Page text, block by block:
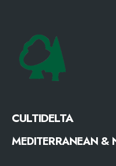
CULTIDELTA
MEDITERRANEAN &